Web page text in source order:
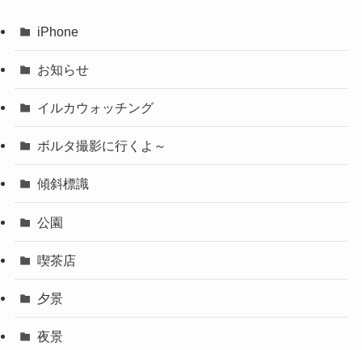
iPhone
お知らせ
イルカウォッチング
ボルタ撮影に行くよ～
傾斜標識
公園
喫茶店
夕景
夜景